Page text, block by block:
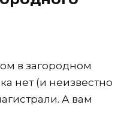
в загородном
нет (и неизвестно
А вам